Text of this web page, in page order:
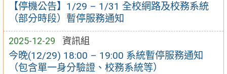
【停機公告】1/29 – 1/31 全校網路及校務系統
（部分時段）暫停服務通知
2025-12-29 資訊組
今晚(12/29) 18:00 – 19:00 系統暫停服務通知
（包含單一身分驗證、校務系統等）